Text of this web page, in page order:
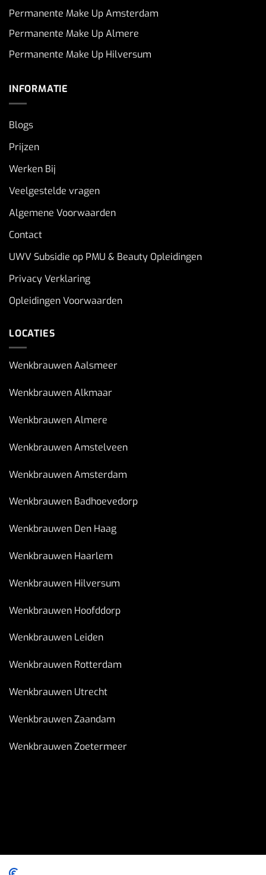
Permanente Make Up Amsterdam
Permanente Make Up Almere
Permanente Make Up Hilversum
INFORMATIE
Blogs
Prijzen
Werken Bij
Veelgestelde vragen
Algemene Voorwaarden
Contact
UWV Subsidie op PMU & Beauty Opleidingen
Privacy Verklaring
Opleidingen Voorwaarden
LOCATIES
Wenkbrauwen Aalsmeer
Wenkbrauwen Alkmaar
Wenkbrauwen Almere
Wenkbrauwen Amstelveen
Wenkbrauwen Amsterdam
Wenkbrauwen Badhoevedorp
Wenkbrauwen Den Haag
Wenkbrauwen Haarlem
Wenkbrauwen Hilversum
Wenkbrauwen Hoofddorp
Wenkbrauwen Leiden
Wenkbrauwen Rotterdam
Wenkbrauwen Utrecht
Wenkbrauwen Zaandam
Wenkbrauwen Zoetermeer